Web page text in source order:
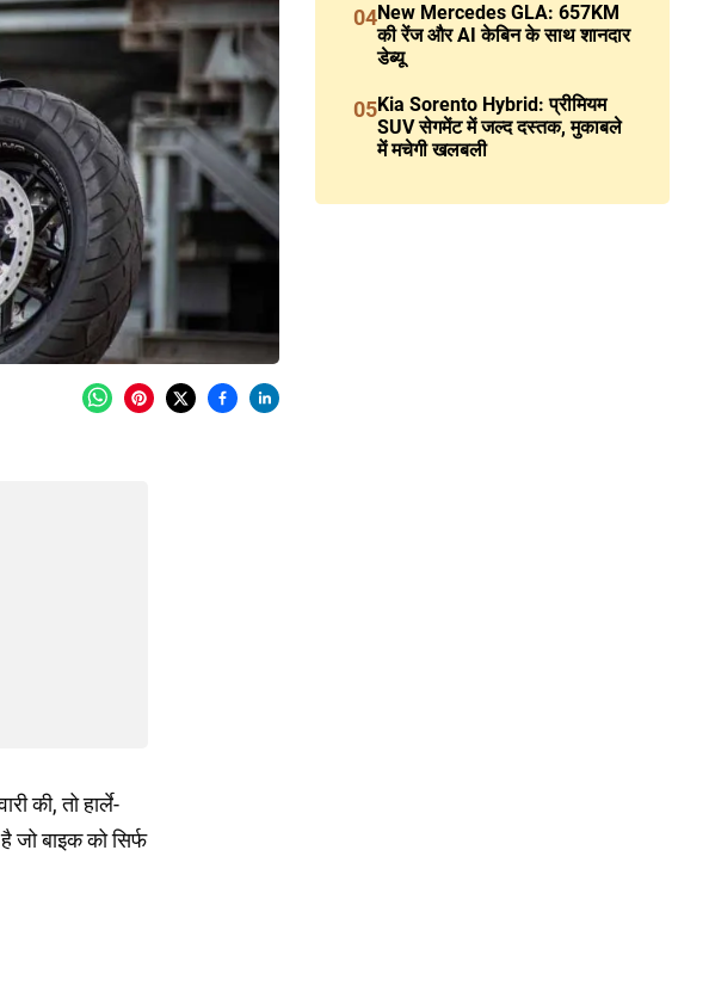
की, तो हार्ले-
बाइक को सिर्फ
04New Mercedes GLA: 657KM
की रेंज और AI केबिन के साथ शानदार
डेब्यू
05Kia Sorento Hybrid: प्रीमियम
SUV सेगमेंट में जल्द दस्तक, मुकाबले
में मचेगी खलबली